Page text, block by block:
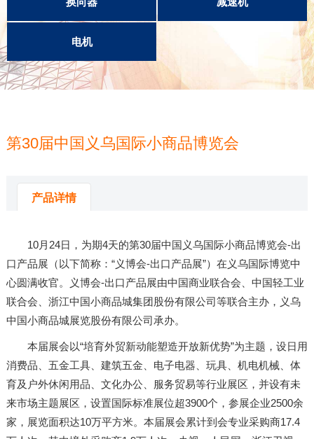
电机
第30届中国义乌国际小商品博览会
产品详情
10月24日，为期4天的第30届中国义乌国际小商品博览会-出
口产品展（以下简称：“义博会-出口产品展”）在义乌国际博览中
心圆满收官。义博会-出口产品展由中国商业联合会、中国轻工业
联合会、浙江中国小商品城集团股份有限公司等联合主办，义乌
中国小商品城展览股份有限公司承办。
本届展会以“培育外贸新动能塑造开放新优势”为主题，设日用
消费品、五金工具、建筑五金、电子电器、玩具、机电机械、体
育及户外休闲用品、文化办公、服务贸易等行业展区，并设有未
来市场主题展区，设置国际标准展位超3900个，参展企业2500余
家，展览面积达10万平方米。本届展会累计到会专业采购商17.4